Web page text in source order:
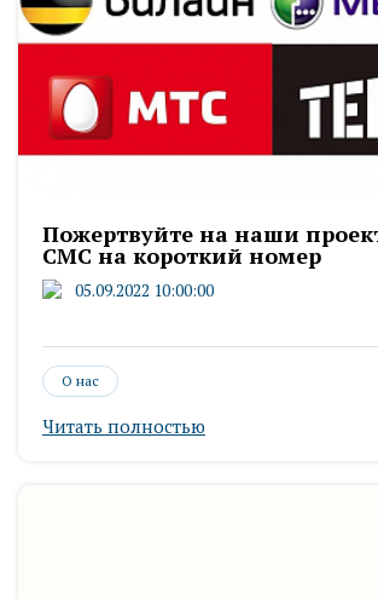
Пожертвуйте на наши
СМС на короткий номер
05.09.2022 10:00:00
О нас
Читать полностью